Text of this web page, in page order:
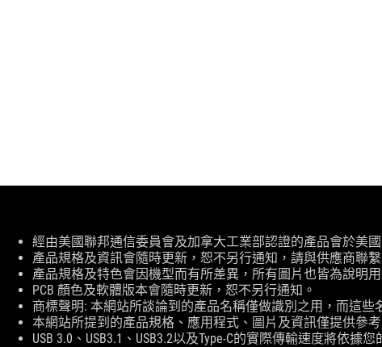
免
責
條
款
經由美國聯邦通信委員會及加拿大工業部認證的產品會於美國
產品規格及資訊會隨時更新，恕不另行通知，請與供應商聯
產品規格及特色會因機型而有所差異，所有圖片也皆為說明
PCB 顏色及軟體版本會隨時更新，恕不另行通知。
商標聲明: 本網站所談論到的產品名稱僅做識別之用，而這
本網站所提到的產品規格、應用程式、圖片及資訊僅提供參
USB 3.0、USB3.1、USB3.2以及Type-C的實際傳輸速度將依